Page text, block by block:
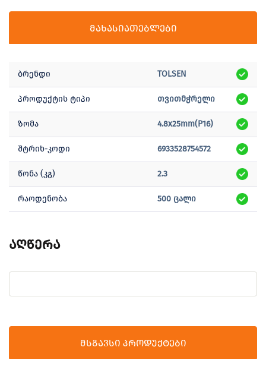
მახასიათებლები
ბრენდი TOLSEN
პროდუქტის ტიპი თვითმჭრელი
ზომა 4.8x25mm(P16)
შტრიხ-კოდი 6933528754572
წონა (კგ) 2.3
რაოდენობა 500 ცალი
აღწერა
მსგავსი პროდუქტები